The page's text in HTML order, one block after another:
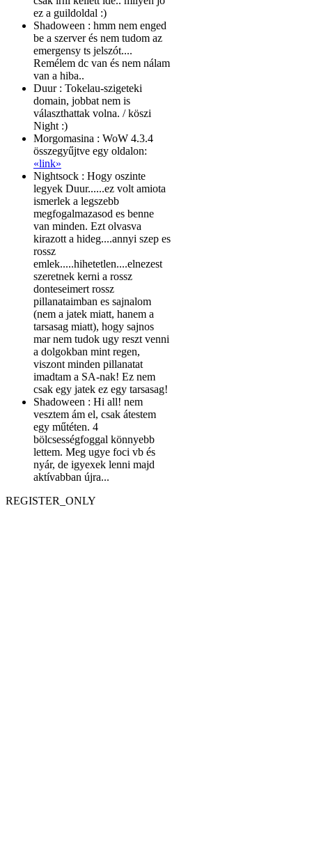
ez a guildoldal :)
Shadoween : hmm nem enged
be a szerver és nem tudom az
emergensy ts jelszót....
Remélem dc van és nem nálam
van a hiba..
Duur : Tokelau-szigeteki
domain, jobbat nem is
választhattak volna. / köszi
Night :)
Morgomasina : WoW 4.3.4
összegyűjtve egy oldalon:
«link»
Nightsock : Hogy oszinte
legyek Duur......ez volt amiota
ismerlek a legszebb
megfogalmazasod es benne
van minden. Ezt olvasva
kirazott a hideg....annyi szep es
rossz
emlek.....hihetetlen....elnezest
szeretnek kerni a rossz
donteseimert rossz
pillanataimban es sajnalom
(nem a jatek miatt, hanem a
tarsasag miatt), hogy sajnos
mar nem tudok ugy reszt venni
a dolgokban mint regen,
viszont minden pillanatat
imadtam a SA-nak! Ez nem
csak egy jatek ez egy tarsasag!
Shadoween : Hi all! nem
vesztem ám el, csak átestem
egy műtéten. 4
bölcsességfoggal könnyebb
lettem. Meg ugye foci vb és
nyár, de igyexek lenni majd
aktívabban újra...
REGISTER_ONLY